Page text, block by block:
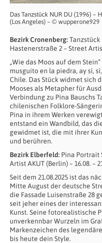
Das Tanzstück NUR DU (1996) –
(Los Angeles) – © wupperone929
Bezirk Cronenberg:Tanzstück
Hastenerstraße 2 – Street
„Wie das Moos auf dem
musguito en la piedra, ay sí,
Chile. Das Stück widmet sich
Mooses als Metapher für
Verbindung zu Pina Bauschs
chilenischen Folklore-
Pina in ihrem Werken
entstand ein Wandbild, das
gewidmet ist, die mit ihrer
und berühren.
Bezirk Elberfeld: Pina Portrait
Artist AKUT (Berlin) – 16.08. –
Seit dem 21.08.2025 ist das
Mitte August der deutsche
die Fassade Luisenstraße 28
seit jeher eines der
Kunst. Seine fotorealistische
unverkennbar Wurzeln im
Markenzeichen des
bis heute dein Style.